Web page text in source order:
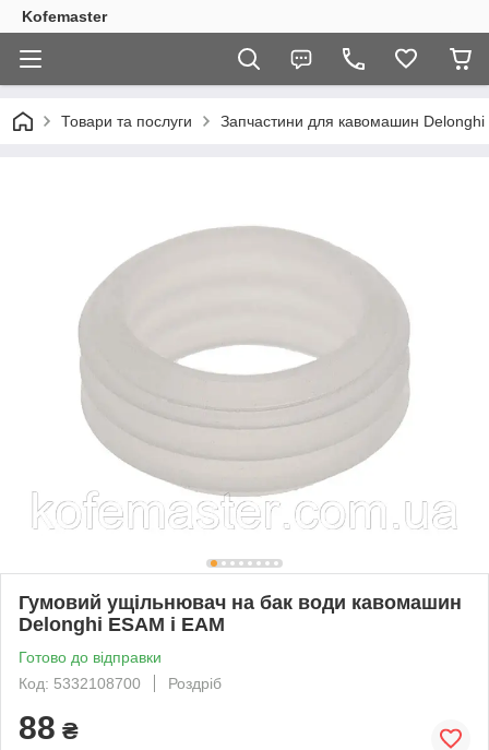
Kofemaster
Товари та послуги Запчастини для кавомашин Delonghi
Гумовий ущільнювач на бак води кавомашин
Delonghi ESAM і EAM
Готово до відправки
Код: 5332108700
Роздріб
88 ₴